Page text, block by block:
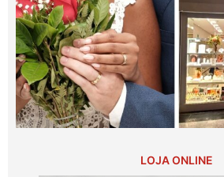
LOJA ONLINE